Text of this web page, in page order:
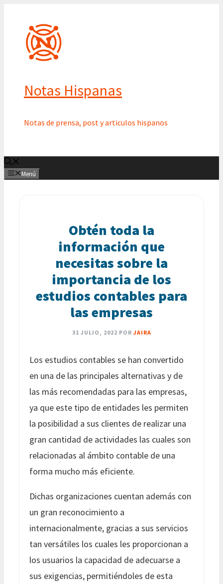
contenido
Notas Hispanas
Notas de prensa, post y articulos hispanos
Menú
Obtén toda la
información que
necesitas sobre la
importancia de los
estudios contables para
las empresas
31 JULIO, 2022 POR JAIRA
Los estudios contables se han convertido
en una de las principales alternativas y de
las más recomendadas para las empresas,
ya que este tipo de entidades les permiten
la posibilidad a sus clientes de realizar una
gran cantidad de actividades las cuales son
relacionadas al ámbito contable de una
forma mucho más eficiente.
Dichas organizaciones cuentan además con
un gran reconocimiento a
internacionalmente, gracias a sus servicios
tan versátiles los cuales les proporcionan a
los usuarios la capacidad de adecuarse a
sus exigencias, permitiéndoles de esta